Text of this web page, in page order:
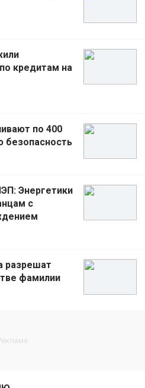
кредитам на
по 400
безопасность
Энергетики
с
разрешат
фамилии